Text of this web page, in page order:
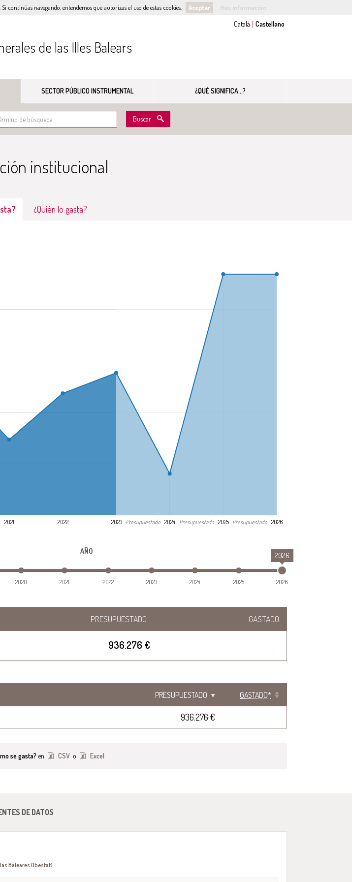
navegando, entendemos que autorizas el uso de estas cookies. Aceptar Más información
de las Illes Balears
SECTOR PÚBLICO INSTRUMENTAL ¿QUÉ SIGNIFICA...?
Buscar
institucional
¿Quién lo gasta?
2021 2022 2023 2024 2025 2026
Presupuestado Presupuestado Presupuestado
AÑO 2026
2020 2021 2022 2023 2024 2025 2026
PRESUPUESTADO GASTADO
936.276 €
PRESUPUESTADO GASTADO*
936.276 €
se gasta? en CSV o Excel
DE DATOS
Baleares (Ibestat)